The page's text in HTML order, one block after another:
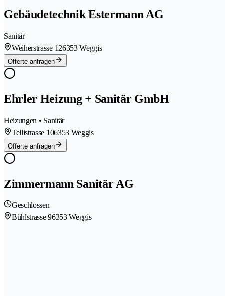
Gebäudetechnik Estermann AG
Sanitär
Weiherstrasse 126353 Weggis
Offerte anfragen
Ehrler Heizung + Sanitär GmbH
Heizungen • Sanitär
Tellistrasse 106353 Weggis
Offerte anfragen
Zimmermann Sanitär AG
Geschlossen
Bühlstrasse 96353 Weggis